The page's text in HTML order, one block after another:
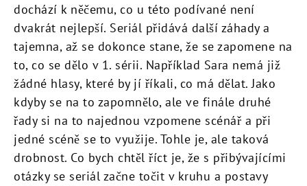
dochází k něčemu, co u této podívané není
dvakrát nejlepší. Seriál přidává další záhady a
tajemna, až se dokonce stane, že se zapomene na
to, co se dělo v 1. sérii. Například Sara nemá již
žádné hlasy, které by jí říkali, co má dělat. Jako
kdyby se na to zapomnělo, ale ve finále druhé
řady si na to najednou vzpomene scénář a při
jedné scéně se to využije. Tohle je, ale taková
drobnost. Co bych chtěl říct je, že s přibývajícími
otázky se seriál začne točit v kruhu a postavy